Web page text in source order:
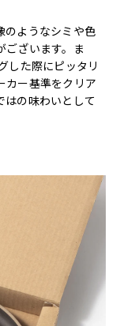
のようなシミや色
ございます。ま
した際にピッタリ
カー基準をクリア
はの味わいとして